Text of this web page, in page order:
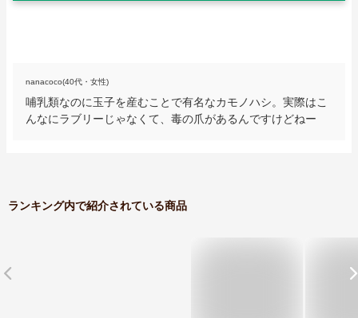
nanacoco(40代・女性)
哺乳類なのに玉子を産むことで有名なカモノハシ。実際はこ
んなにラブリーじゃなくて、毒の爪があるんですけどねー
ランキング内で紹介されている商品